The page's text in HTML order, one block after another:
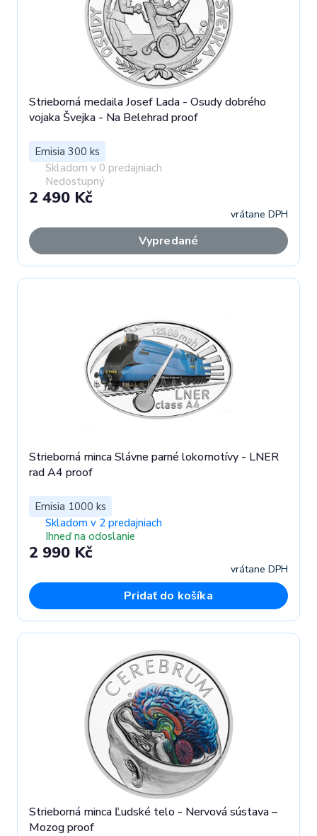
Strieborná medaila Josef Lada - Osudy dobrého
vojaka Švejka - Na Belehrad proof
Emisia 300 ks
Skladom v 0 predajniach
Nedostupný
2 490 Kč
vrátane DPH
Vypredané
Strieborná minca Slávne parné lokomotívy - LNER
rad A4 proof
Emisia 1000 ks
Skladom v 2 predajniach
Ihneď na odoslanie
2 990 Kč
vrátane DPH
Pridať do košíka
Strieborná minca Ľudské telo - Nervová sústava –
Mozog proof